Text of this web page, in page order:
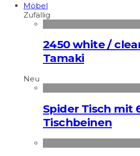
Möbel
Zufällig
2450 white /
Tamaki
Neu
Spider Tisch mit
Tischbeinen